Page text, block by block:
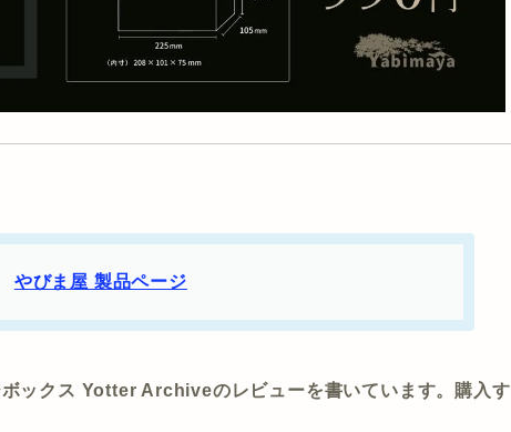
やびま屋 製品ページ
ックス Yotter Archiveのレビューを書いています。購入す